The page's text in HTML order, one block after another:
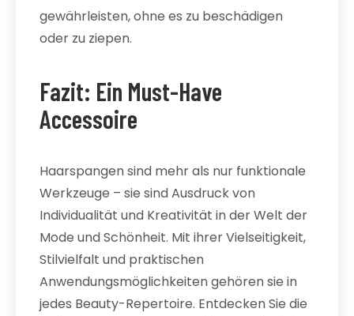
gewährleisten, ohne es zu beschädigen
oder zu ziepen.
Fazit: Ein Must-Have
Accessoire
Haarspangen sind mehr als nur funktionale
Werkzeuge – sie sind Ausdruck von
Individualität und Kreativität in der Welt der
Mode und Schönheit. Mit ihrer Vielseitigkeit,
Stilvielfalt und praktischen
Anwendungsmöglichkeiten gehören sie in
jedes Beauty-Repertoire. Entdecken Sie die